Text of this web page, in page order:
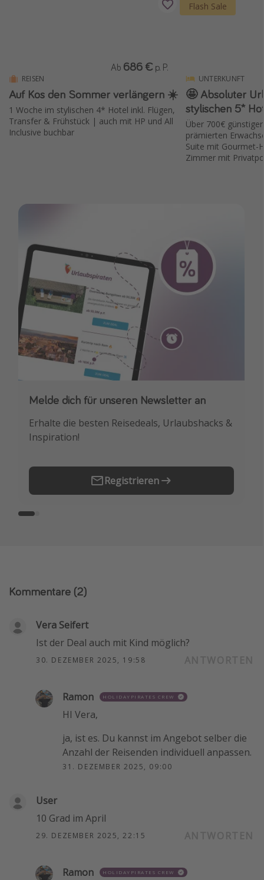
REISEN
Auf Kos den Sommer verlängern ☀️
1 Woche im stylischen 4* Hotel inkl. Flügen,
Transfer & Frühstück | auch mit HP und All
Inclusive buchbar
Ab 686 € p. P.
Flash Sale
UNTERKUNFT
🤩 Absoluter
stylischen 5*
Über 700€
prämierten
Suite mit Gourmet-
Zimmer mit
Melde dich für unseren Newsletter an
Erhalte die besten Reisedeals, Urlaubshacks &
Inspiration!
Registrieren
Downloade unsere App
Buche die besten Reiseschnäppchen als
Erstes.
Kommentare (2)
Vera Seifert
Ist der Deal auch mit Kind möglich?
30. DEZEMBER 2025, 19:58
Ramon HOLIDAYPIRATES CREW
HI Vera,
ja, ist es. Du kannst im Angebot selber die
Anzahl der Reisenden individuell anpassen.
31. DEZEMBER 2025, 09:00
User
10 Grad im April
29. DEZEMBER 2025, 22:15
Ramon HOLIDAYPIRATES CREW